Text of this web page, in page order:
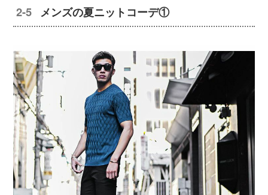
メンズの夏ニットコーデ①